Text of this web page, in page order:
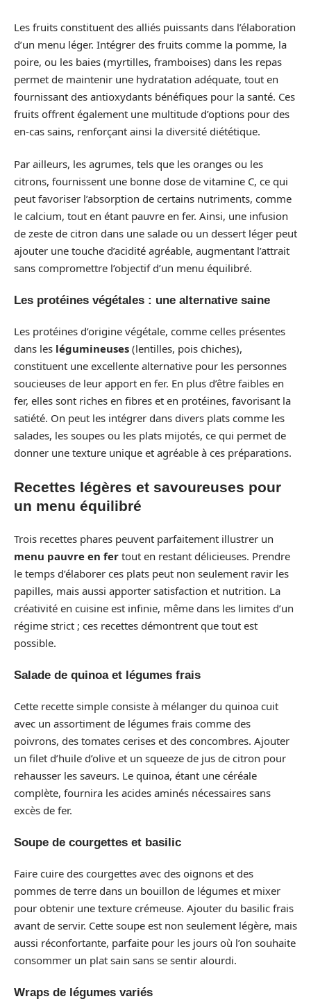
Les fruits constituent des alliés puissants dans l’élaboration
d’un menu léger. Intégrer des fruits comme la pomme, la
poire, ou les baies (myrtilles, framboises) dans les repas
permet de maintenir une hydratation adéquate, tout en
fournissant des antioxydants bénéfiques pour la santé. Ces
fruits offrent également une multitude d’options pour des
en-cas sains, renforçant ainsi la diversité diététique.
Par ailleurs, les agrumes, tels que les oranges ou les
citrons, fournissent une bonne dose de vitamine C, ce qui
peut favoriser l’absorption de certains nutriments, comme
le calcium, tout en étant pauvre en fer. Ainsi, une infusion
de zeste de citron dans une salade ou un dessert léger peut
ajouter une touche d’acidité agréable, augmentant l’attrait
sans compromettre l’objectif d’un menu équilibré.
Les protéines végétales : une alternative saine
Les protéines d’origine végétale, comme celles présentes
dans les légumineuses (lentilles, pois chiches),
constituent une excellente alternative pour les personnes
soucieuses de leur apport en fer. En plus d’être faibles en
fer, elles sont riches en fibres et en protéines, favorisant la
satiété. On peut les intégrer dans divers plats comme les
salades, les soupes ou les plats mijotés, ce qui permet de
donner une texture unique et agréable à ces préparations.
Recettes légères et savoureuses pour
un menu équilibré
Trois recettes phares peuvent parfaitement illustrer un
menu pauvre en fer tout en restant délicieuses. Prendre
le temps d’élaborer ces plats peut non seulement ravir les
papilles, mais aussi apporter satisfaction et nutrition. La
créativité en cuisine est infinie, même dans les limites d’un
régime strict ; ces recettes démontrent que tout est
possible.
Salade de quinoa et légumes frais
Cette recette simple consiste à mélanger du quinoa cuit
avec un assortiment de légumes frais comme des
poivrons, des tomates cerises et des concombres. Ajouter
un filet d’huile d’olive et un squeeze de jus de citron pour
rehausser les saveurs. Le quinoa, étant une céréale
complète, fournira les acides aminés nécessaires sans
excès de fer.
Soupe de courgettes et basilic
Faire cuire des courgettes avec des oignons et des
pommes de terre dans un bouillon de légumes et mixer
pour obtenir une texture crémeuse. Ajouter du basilic frais
avant de servir. Cette soupe est non seulement légère, mais
aussi réconfortante, parfaite pour les jours où l’on souhaite
consommer un plat sain sans se sentir alourdi.
Wraps de légumes variés